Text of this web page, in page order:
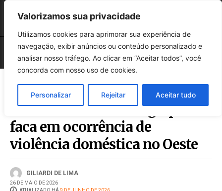
Valorizamos sua privacidade
Utilizamos cookies para aprimorar sua experiência de
navegação, exibir anúncios ou conteúdo personalizado e
analisar nosso tráfego. Ao clicar em “Aceitar todos”, você
concorda com nosso uso de cookies.
Personalizar Rejeitar Aceitar tudo
Homem é ferido com golpes de
faca em ocorrência de
violência doméstica no Oeste
GILIARDI DE LIMA
26 DE MAIO DE 2026